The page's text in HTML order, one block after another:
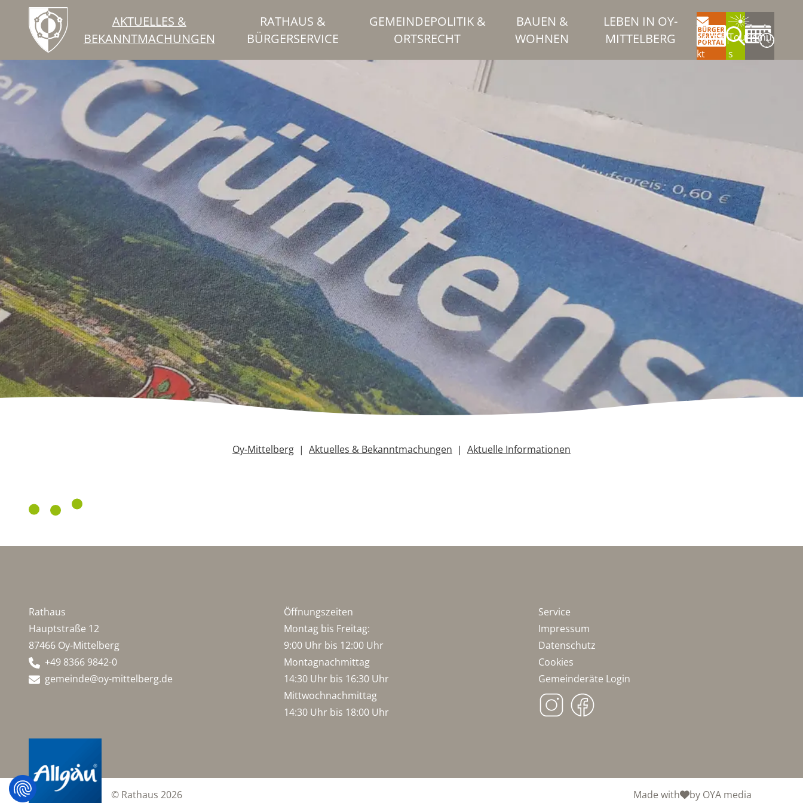
AKTUELLES &
BEKANNTMACHUNGEN
RATHAUS &
BÜRGERSERVICE
GEMEINDEPOLITIK &
ORTSRECHT
BAUEN &
WOHNEN
LEBEN IN OY-
MITTELBERG
Konta
kt
Tourismu
s
Oy-Mittelberg Aktuelles & Bekanntmachungen Aktuelle Informationen
Rathaus
Hauptstraße 12
87466 Oy-Mittelberg
+49 8366 9842-0
gemeinde@oy-mittelberg.de
Öffnungszeiten
Montag bis Freitag:
9:00 Uhr bis 12:00 Uhr
Montagnachmittag
14:30 Uhr bis 16:30 Uhr
Mittwochnachmittag
14:30 Uhr bis 18:00 Uhr
Service
Impressum
Datenschutz
Cookies
Gemeinderäte Login
© Rathaus 2026 Made with by OYA media